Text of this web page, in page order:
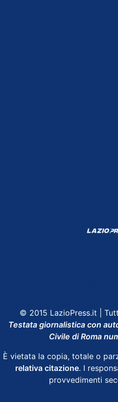
© 2015 LazioPress.it |
Testata giornalistica con
Civile di Roma
È vietata la copia, totale o
relativa citazione. I
provvedimenti